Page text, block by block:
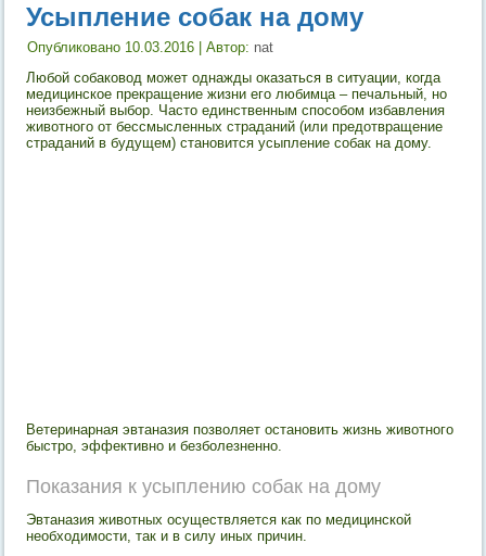
Усыпление собак на дому
Опубликовано 10.03.2016 |Автор: nat
Любой собаковод может однажды оказаться в ситуации, когда
медицинское прекращение жизни его любимца – печальный, но
неизбежный выбор. Часто единственным способом избавления
животного от бессмысленных страданий (или предотвращение
страданий в будущем) становится усыпление собак на дому.
Ветеринарная эвтаназия позволяет остановить жизнь животного
быстро, эффективно и безболезненно.
Показания к усыплению собак на дому
Эвтаназия животных осуществляется как по медицинской
необходимости, так и в силу иных причин.